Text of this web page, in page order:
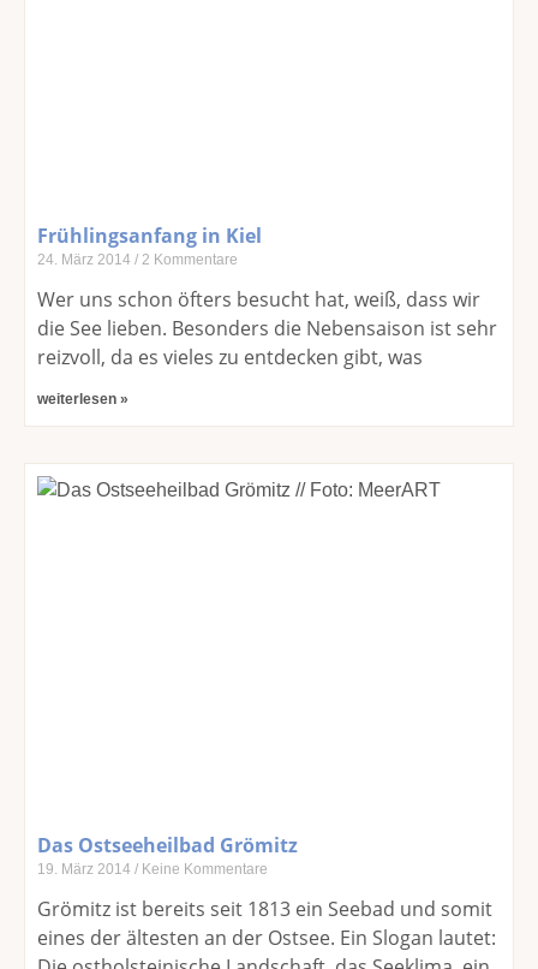
Frühlingsanfang in Kiel
24. März 2014 2 Kommentare
Wer uns schon öfters besucht hat, weiß, dass wir
die See lieben. Besonders die Nebensaison ist sehr
reizvoll, da es vieles zu entdecken gibt, was
weiterlesen »
Das Ostseeheilbad Grömitz
19. März 2014 Keine Kommentare
Grömitz ist bereits seit 1813 ein Seebad und somit
eines der ältesten an der Ostsee. Ein Slogan lautet: